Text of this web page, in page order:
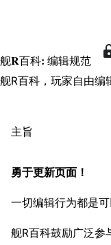
舰R百科: 编辑规范
有
舰R百科，玩家自由编
主旨
勇于更新页面！
一切编辑行为都是可
舰R百科鼓励广泛参